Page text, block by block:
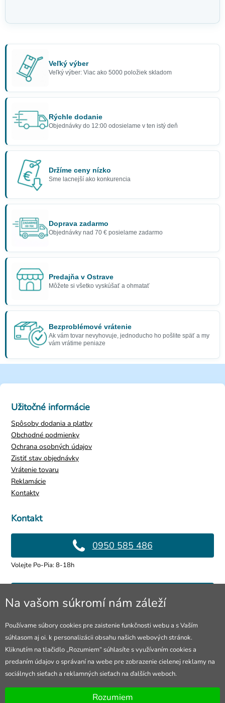
Veľký výber
Veľký výber: Viac ako 5000 položiek skladom
Rýchle dodanie
Objednávky do 12:00 odosielame v ten istý deň
Držíme ceny nízko
Sme lacnejší ako konkurencia
Doprava zadarmo
Objednávky nad 70 € posielame zadarmo
Predajňa v Ostrave
Môžete si všetko vyskúšať a ohmatať
Bezproblémové vrátenie
Ak vám tovar nevyhovuje, jednoducho ho pošlite späť a my
vám vrátime peniaze
Kontakt
0950 585 486
Volejte Po-Pia: 8-18h
info@4lol.cz
Predajňa v Ostrave
28. října 250, Ostrava
Otevřeno Po-Pia: 10-18h
Užitočné informácie
Spôsoby dodania a platby
Obchodné podmienky
Ochrana osobných údajov
Zistiť stav objednávky
Vrátenie tovaru
Reklamácie
Kontakty
Na vašom súkromí nám záleží
Používame súbory cookies pre zaistenie funkčnosti webu a s Vaším
súhlasom aj oi. k personalizácii obsahu našich webových stránok.
Kliknutím na tlačidlo „Rozumiem“ súhlasíte s využívaním cookies a
predaním údajov o správaní na webe pre zobrazenie cielenej reklamy na
sociálnych sieťach a reklamných sieťach na ďalších weboch.
Rozumiem